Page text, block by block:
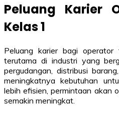
Peluang Karier
Kelas 1
Peluang karier bagi
terutama di industri yang
pergudangan, distribusi
meningkatnya kebutuhan
lebih efisien, permintaan akan
semakin meningkat.